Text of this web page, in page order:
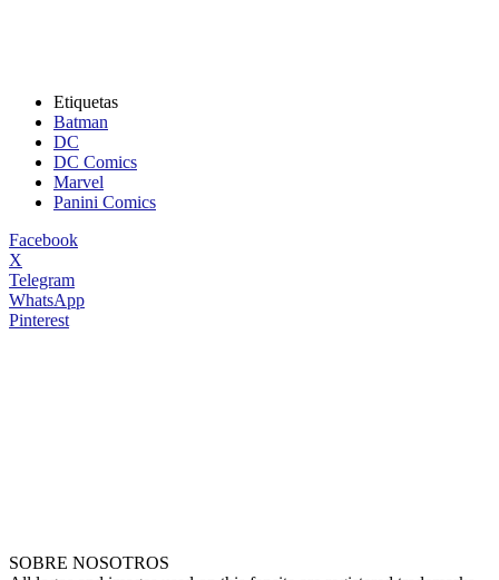
Etiquetas
Batman
DC
DC Comics
Marvel
Panini Comics
Facebook
X
Telegram
WhatsApp
Pinterest
SOBRE NOSOTROS